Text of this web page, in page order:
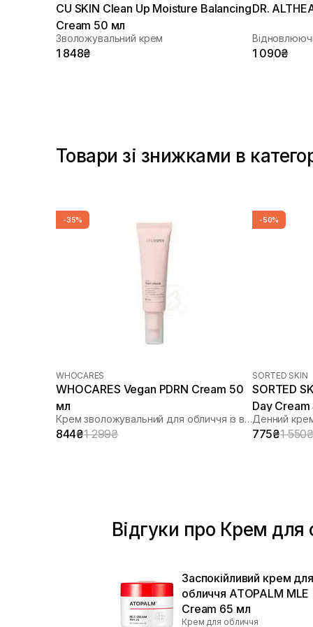
CU SKIN Clean Up Moisture Balancing
Cream 50 мл
Зволожувальний крем
1 848₴
DR.
1 090₴
Товари зі знижками в
-35%
WHOCARES
WHOCARES Vegan PDRN Cream 50
мл
Крем зволожувальний для обличчя із веганськими полінуклеотидами
844₴1 299₴
-50%
SORTED SKIN
SORTED
Day
Денний
775₴1 550₴
Відгуки про Крем для
Заспокійливий крем для
обличчя ATOPALM MLE
Cream 65 мл
Крем для обличчя